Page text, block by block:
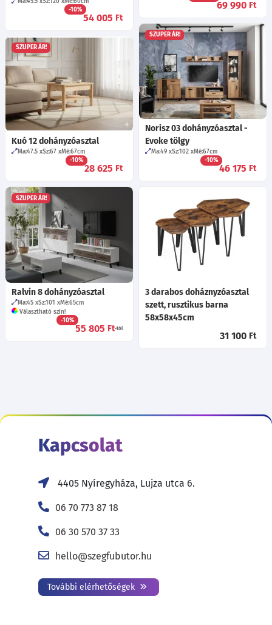
-10%
54 005 Ft
69 990 Ft
SZUPER ÁR!
Norisz 03 dohányzóasztal -
Evoke tölgy
Ma:49 Sz:102 Mé:67cm
-10%
46 175 Ft
SZUPER ÁR!
Kuó 12 dohányzóasztal
Ma:47.5 Sz:67 Mé:67cm
-10%
28 625 Ft
SZUPER ÁR!
Ralvin 8 dohányzóasztal
Ma:45 Sz:101 Mé:65cm
Választható szín!
-10%
55 805 Ft-tól
3 darabos doháznyzóasztal
szett, rusztikus barna
58x58x45cm
31 100 Ft
Kapcsolat
4405 Nyíregyháza, Lujza utca 6.
06 70 773 87 18
06 30 570 37 33
hello@szegfubutor.hu
További elérhetőségek